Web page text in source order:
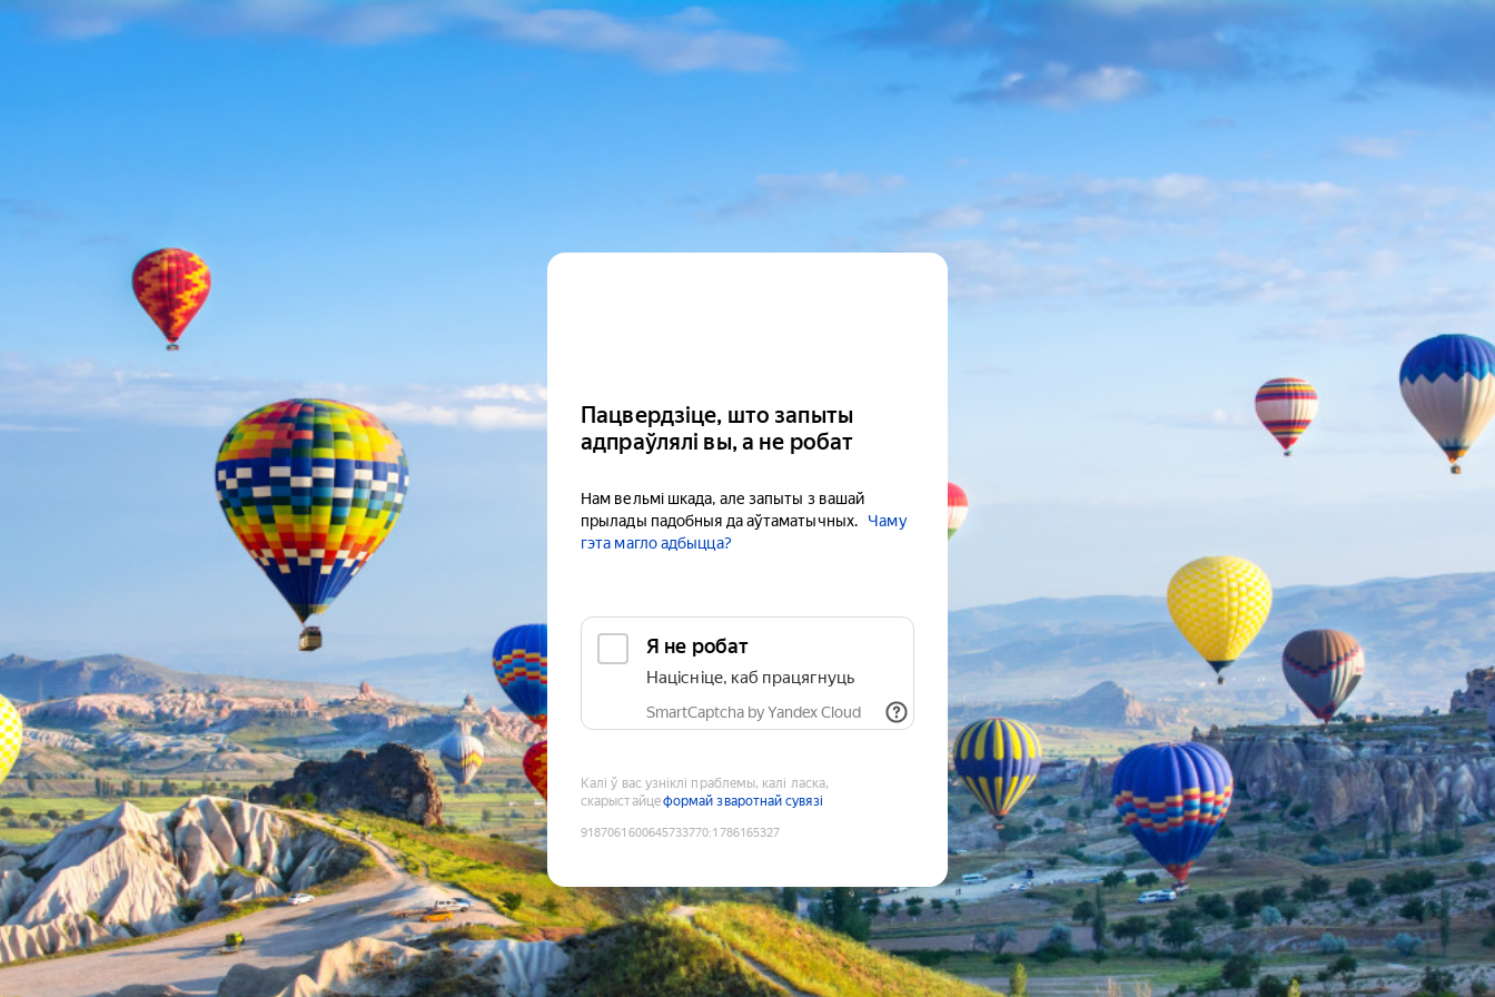
Пацвердзіце, што запыты
адпраўлялі вы, а не робат
Нам вельмі шкада, але запыты з вашай
прылады падобныя да аўтаматычных.
Чаму
гэта магло адбыцца?
Я не робат
Націсніце, каб працягнуць
SmartCaptcha by Yandex Cloud
Калі ў вас узніклі праблемы, калі ласка,
скарыстайцеформай зваротнай сувязі
9187061600645733770:1786165327